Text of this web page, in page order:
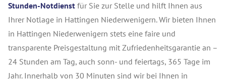
Stunden-Notdienst für Sie zur Stelle und hilft Ihnen aus
Ihrer Notlage in Hattingen Niederwenigern. Wir bieten Ihnen
in Hattingen Niederwenigern stets eine faire und
transparente Preisgestaltung mit Zufriedenheitsgarantie an –
24 Stunden am Tag, auch sonn- und feiertags, 365 Tage im
Jahr. Innerhalb von 30 Minuten sind wir bei Ihnen in